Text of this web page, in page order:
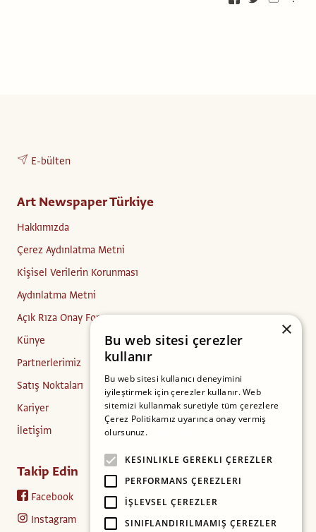
E-bülten
Art Newspaper Türkiye
Hakkımızda
Çerez Aydınlatma Metni
Kişisel Verilerin Korunması
Aydınlatma Metni
Açık Rıza Onay Formu
Künye
Partnerlerimiz
Satış Noktaları
Kariyer
İletişim
Takip Edin
Facebook
Instagram
×
Bu web sitesi çerezler
kullanır
Bu web sitesi kullanıcı deneyimini
iyileştirmek için çerezler kullanır. Web
sitemizi kullanmak suretiyle tüm çerezlere
Çerez Politikamız uyarınca onay vermiş
olursunuz.
KESINLIKLE GEREKLI ÇEREZLER
PERFORMANS ÇEREZLERI
İŞLEVSEL ÇEREZLER
SINIFLANDIRILMAMIŞ ÇEREZLER